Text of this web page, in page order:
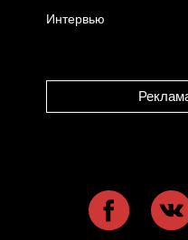
Интервью